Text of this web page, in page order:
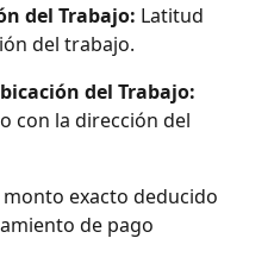
del Trabajo: Latitud
del trabajo.
del Trabajo:
con la dirección del
monto exacto deducido
de pago